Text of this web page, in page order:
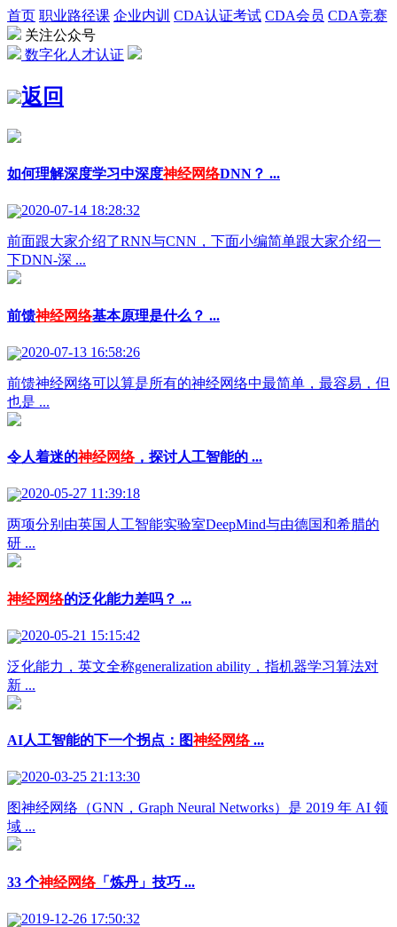
首页 职业路径课 企业内训 CDA认证考试 CDA会员 CDA竞赛
关注公众号
数字化人才认证
返回
如何理解深度学习中深度神经网络DNN？ ...
2020-07-14 18:28:32
前面跟大家介绍了RNN与CNN，下面小编简单跟大家介绍一
下DNN-深 ...
前馈神经网络基本原理是什么？ ...
2020-07-13 16:58:26
前馈神经网络可以算是所有的神经网络中最简单，最容易，但
也是 ...
令人着迷的神经网络，探讨人工智能的 ...
2020-05-27 11:39:18
两项分别由英国人工智能实验室DeepMind与由德国和希腊的
研 ...
神经网络的泛化能力差吗？ ...
2020-05-21 15:15:42
泛化能力，英文全称generalization ability，指机器学习算法对
新 ...
AI人工智能的下一个拐点：图神经网络...
2020-03-25 21:13:30
图神经网络（GNN，Graph Neural Networks）是 2019 年 AI 领
域 ...
33 个神经网络「炼丹」技巧 ...
2019-12-26 17:50:32